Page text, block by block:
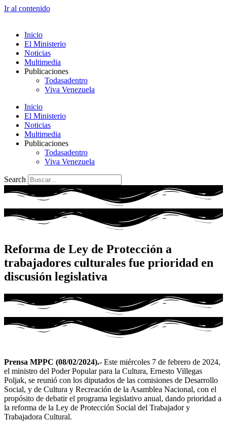
Ir al contenido
Inicio
El Ministerio
Noticias
Multimedia
Publicaciones
Todasadentro
Viva Venezuela
Inicio
El Ministerio
Noticias
Multimedia
Publicaciones
Todasadentro
Viva Venezuela
Search
Reforma de Ley de Protección a
trabajadores culturales fue prioridad en
discusión legislativa
Prensa MPPC (08/02/2024).- Este miércoles 7 de febrero de 2024,
el ministro del Poder Popular para la Cultura, Ernesto Villegas
Poljak, se reunió con los diputados de las comisiones de Desarrollo
Social, y de Cultura y Recreación de la Asamblea Nacional, con el
propósito de debatir el programa legislativo anual, dando prioridad a
la reforma de la Ley de Protección Social del Trabajador y
Trabajadora Cultural.